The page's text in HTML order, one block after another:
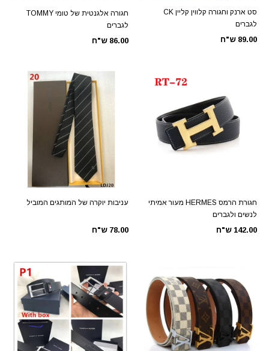
סט ארנק וחגורה קלווין קליין CK
לגברים
89.00 ש"ח
חגורה אלגנטית של טומי TOMMY
לגברים
86.00 ש"ח
חגורת הרמס HERMES מעור אמיתי
לנשים ולגברים
142.00 ש"ח
עניבות יוקרה של המותגים המוביל
78.00 ש"ח